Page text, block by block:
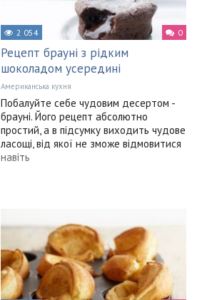
2 054 0
Рецепт брауні з рідким
шоколадом усередині
Американська кухня
Побалуйте себе чудовим десертом -
брауні. Його рецепт абсолютно
простий, а в підсумку виходить чудове
ласощі, від якої не зможе відмовитися
навіть